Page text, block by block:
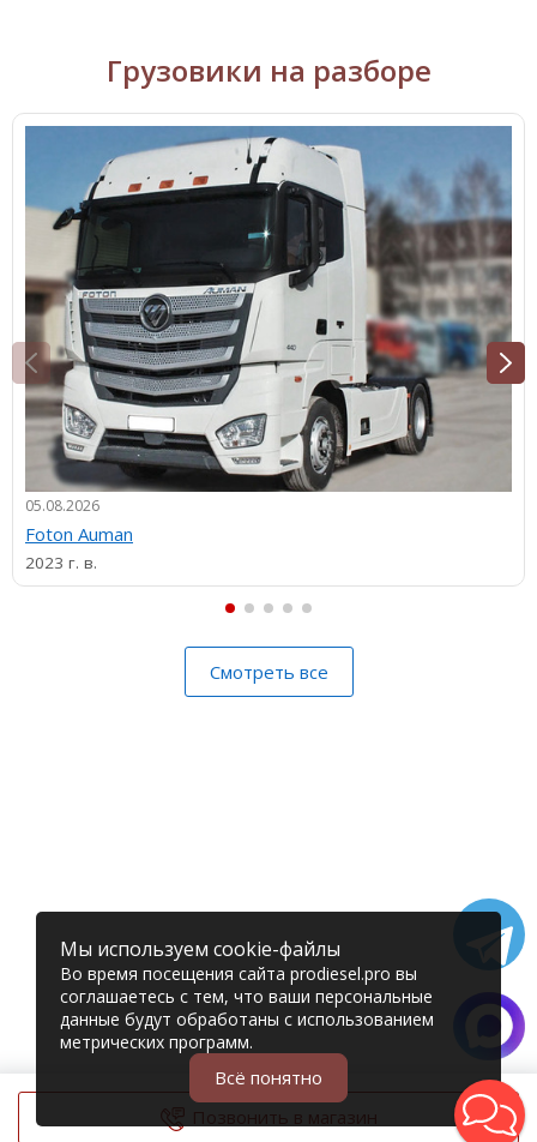
Позвонить в магазин
Грузовики на разборе
05.08.2026
Foton Auman
2023 г. в.
Смотреть все
© 2006 – 2026 Prodiesel
Мы используем cookie-файлы
Во время посещения сайта prodiesel.pro вы
соглашаетесь с тем, что ваши персональные
данные будут обработаны с использованием
метрических программ.
Всё понятно